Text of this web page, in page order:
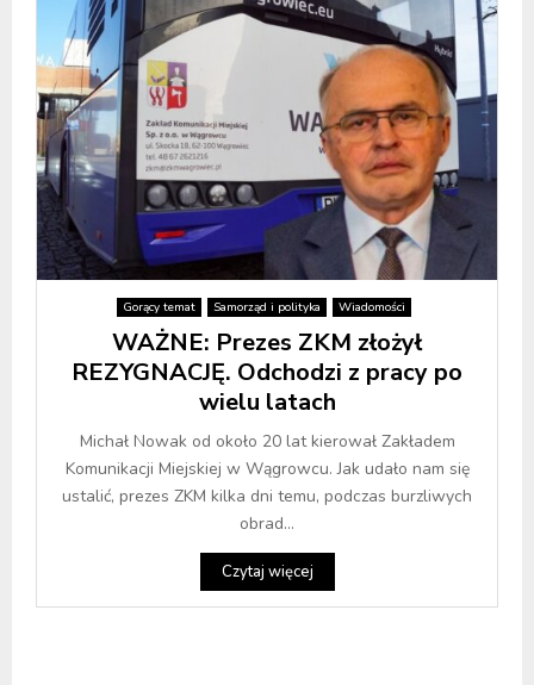
Gorący temat Samorząd i polityka Wiadomości
WAŻNE: Prezes ZKM złożył
REZYGNACJĘ. Odchodzi z pracy po
wielu latach
Michał Nowak od około 20 lat kierował Zakładem
Komunikacji Miejskiej w Wągrowcu. Jak udało nam się
ustalić, prezes ZKM kilka dni temu, podczas burzliwych
obrad...
Czytaj więcej